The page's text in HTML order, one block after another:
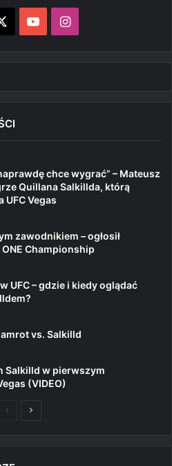
YouTubeInstagram
chce wygrać” – Mateusz
Quillana Salkillda, którą
Vegas
zawodnikiem – ogłosił
Championship
UFC – gdzie i kiedy oglądać
vs. Salkilld
Salkilld w pierwszym
(VIDEO)
PoprzedniaNastępna